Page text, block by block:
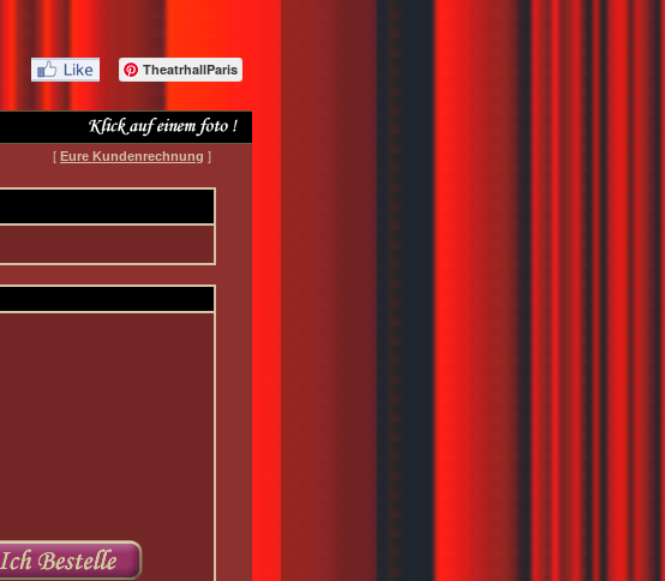
TheatrhallParis
[ Eure Kundenrechnung ]